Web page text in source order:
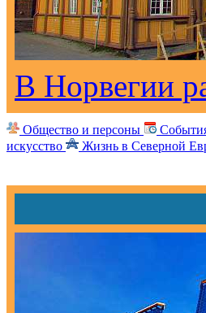
В Норвегии
Общество и персоны
искусство
Жизнь в Северной